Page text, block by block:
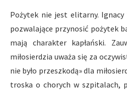
Pożytek nie jest elitarny.
pozwalające przynosić pożytek
mają charakter kapłański.
miłosierdzia uważa się za
nie było przeszkodą» dla
troska o chorych w szpitalach,